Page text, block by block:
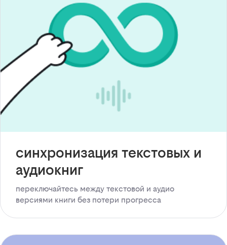
синхронизация текстовых и
аудиокниг
переключайтесь между текстовой и аудио
версиями книги без потери прогресса